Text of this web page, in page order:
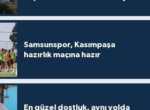
Samsunspor, Kasımpaşa
hazırlık maçına hazır
En güzel dostluk, aynı yolda